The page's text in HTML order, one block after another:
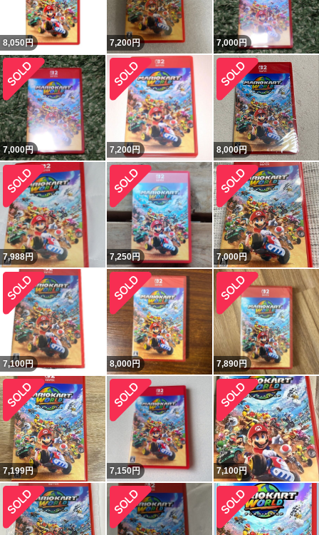
8,050円 7,200円 7,000円
7,000円 7,200円 8,000円
7,988円 7,250円 7,000円
7,100円 8,000円 7,890円
7,199円 7,150円 7,100円